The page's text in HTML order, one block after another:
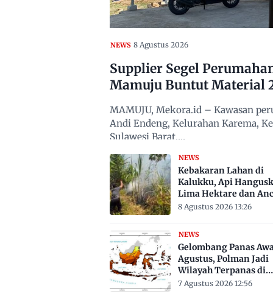
NEWS 8 Agustus 2026
Supplier Segel
Mamuju Buntut Material
MAMUJU, Mekora.id – Kawasan
Andi Endeng, Kelurahan Karema,
Sulawesi Barat,…
NEWS
Kebakaran Lahan di
Kalukku, Api
Lima Hektare dan
Permukiman
8 Agustus 2026 13:26
NEWS
Gelombang Panas
Agustus, Polman Jadi
Wilayah Terpanas di
Sulbar Suhu Lebih Dari
7 Agustus 2026 12:56